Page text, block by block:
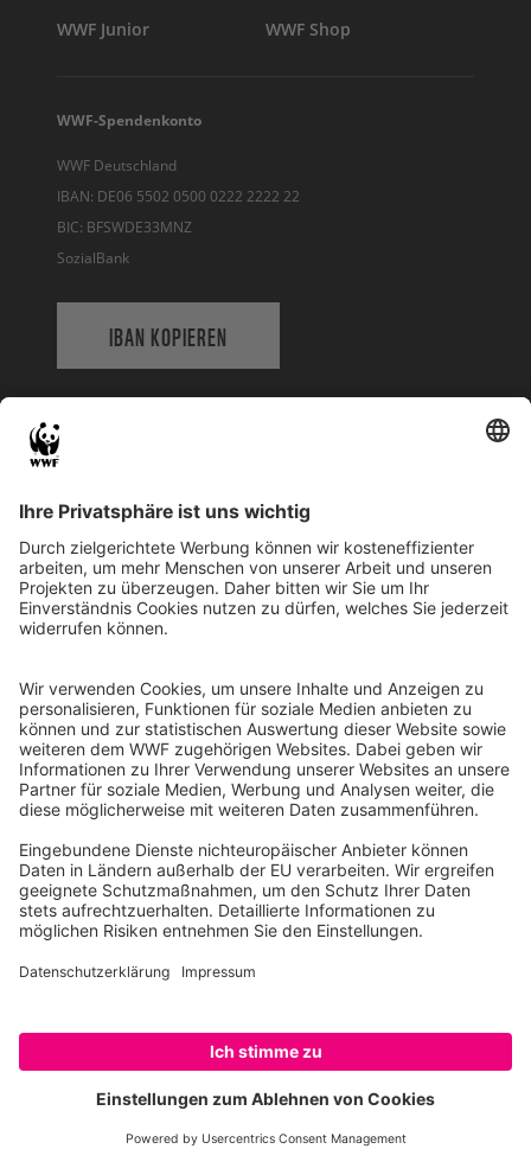
WWF Junior WWF Shop
WWF-Spendenkonto
WWF Deutschland
IBAN: DE06 5502 0500 0222 2222 22
BIC: BFSWDE33MNZ
SozialBank
IBAN KOPIEREN
WWF Deutschland
Reinhardtstr. 18
10117 Berlin
Tel.: 030-311 777 700
Ihre Spende kann steuerlich geltend gemacht werden
Registriert als Stiftung WWF Deutschland, Senatsverwaltung für
Justiz Berlin, Az: 3416/976/2
Umsatzsteuer-Identifikationsnummer: DE 114236103
Freistellungsbescheid: Als gemeinnützige Körperschaft befreit
von der Körperschaftssteuer gem. §5 I 9 KStg. unter der
Steuernummer 27/641/09321
© WWF Deutschland 2026